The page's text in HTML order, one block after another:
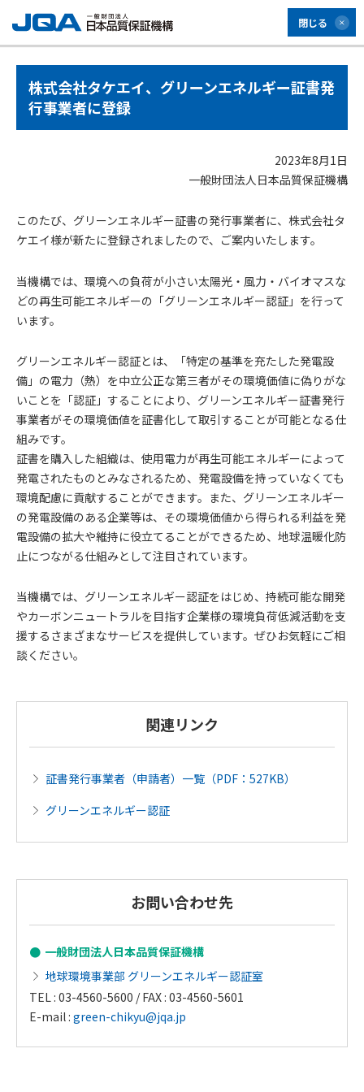
閉じる
株式会社タケエイ、グリーンエネルギー証書発
行事業者に登録
2023年8月1日
一般財団法人日本品質保証機構
このたび、グリーンエネルギー証書の発行事業者に、株式会社タ
ケエイ様が新たに登録されましたので、ご案内いたします。
当機構では、環境への負荷が小さい太陽光・風力・バイオマスな
どの再生可能エネルギーの「グリーンエネルギー認証」を行って
います。
グリーンエネルギー認証とは、「特定の基準を充たした発電設
備」の電力（熱）を中立公正な第三者がその環境価値に偽りがな
いことを「認証」することにより、グリーンエネルギー証書発行
事業者がその環境価値を証書化して取引することが可能となる仕
組みです。
証書を購入した組織は、使用電力が再生可能エネルギーによって
発電されたものとみなされるため、発電設備を持っていなくても
環境配慮に貢献することができます。また、グリーンエネルギー
の発電設備のある企業等は、その環境価値から得られる利益を発
電設備の拡大や維持に役立てることができるため、地球温暖化防
止につながる仕組みとして注目されています。
当機構では、グリーンエネルギー認証をはじめ、持続可能な開発
やカーボンニュートラルを目指す企業様の環境負荷低減活動を支
援するさまざまなサービスを提供しています。ぜひお気軽にご相
談ください。
関連リンク
証書発行事業者（申請者）一覧（PDF：527KB）
グリーンエネルギー認証
お問い合わせ先
一般財団法人日本品質保証機構
地球環境事業部 グリーンエネルギー認証室
TEL : 03-4560-5600 / FAX : 03-4560-5601
E-mail : green-chikyu@jqa.jp